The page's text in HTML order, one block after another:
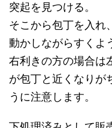
突起を見つける。
そこから包丁を入れ
動かしながらすくよ
右利きの方の場合は
が包丁と近くなりが
うに注意します。